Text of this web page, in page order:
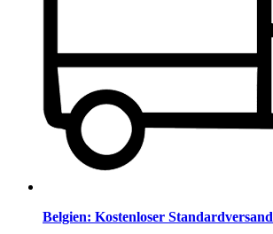
Belgien: Kostenloser Standardversand